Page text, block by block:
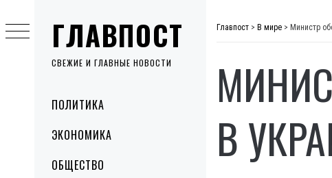
ГЛАВПОСТ
СВЕЖИЕ И ГЛАВНЫЕ НОВОСТИ
MenuПОЛИТИКА
ЭКОНОМИКА
ОБЩЕСТВО
to
content
Главпост > В мире > Министр
В